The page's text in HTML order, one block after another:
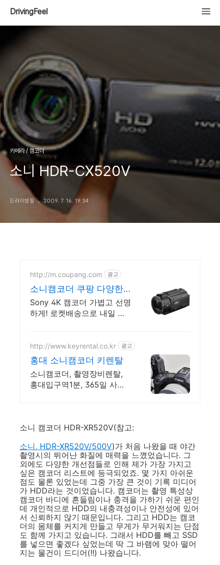
DrivingFeel
카메라 / 캠코더
소니 HDR-CX520V
드라이빙필 2009. 7. 16. 19:34
http://m.coupang.com 광고
소니캠코더 쿠팡 다양한
구성품 포함
Sony 4K 캠코더 가볍고 선명
하게! 로켓배송으로 내일 받
쉬운 조작법으로 입문자도
OK.
http://www.keyrental.co.kr 광고
홍대 소니캠코더 키렌탈
소니캠코더, 촬영장비렌탈,
홍대입구역1분, 365일 사진
소니 캠코더 HDR-XR520V(참고:
소니, HDR-XR520V/500V)가 처음 나왔을 때 야간
촬영시의 뛰어난 화질에 매력을 느꼈었습니다. 그
외에도 다양한 개선점들로 인해 제가 가장 가지고
싶은 캠코더 리스트에 등극되었죠. 몇 가지 아쉬운
점도 물론 있었는데 그중 가장 큰 것이 기록 미디어
가 HDD라는 것이었습니다. 캠코더는 촬영 특성상
캠코더 바디에 흔들림이나 충격을 가하기 쉬운 편인
데 개인적으로 HDD의 내충격성이나 안전성에 있어
서 신뢰하지 않기 때문입니다. 그리고 HDD는 캠코
더의 몸체를 커지게 만들고 무게가 무거워지는 단점
도 함께 가지고 있습니다. 그래서 HDD를 빼고 SSD
를 넣으면 좋겠다 싶었는데 딱 그 바램에 맞아 떨어
지는 물건이 드디어(!!) 나왔습니다.